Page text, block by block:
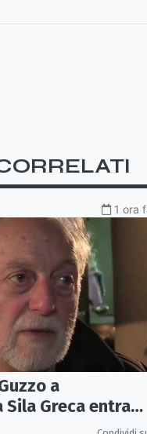
1 ora
a
Greca entra